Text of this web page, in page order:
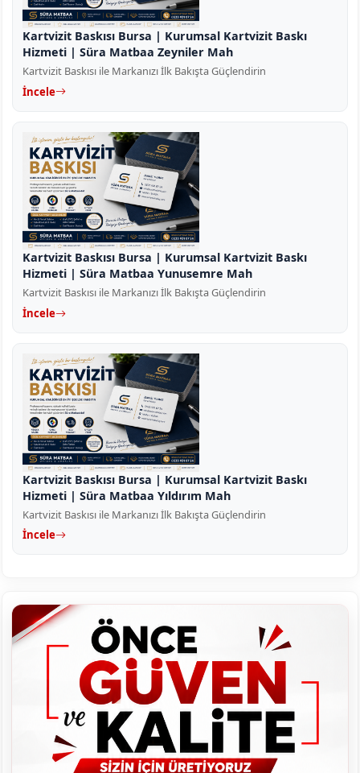
Kartvizit Baskısı Bursa | Kurumsal Kartvizit Baskı
Hizmeti | Süra Matbaa Zeyniler Mah
Kartvizit Baskısı ile Markanızı İlk Bakışta Güçlendirin
İncele
Kartvizit Baskısı Bursa | Kurumsal Kartvizit Baskı
Hizmeti | Süra Matbaa Yunusemre Mah
Kartvizit Baskısı ile Markanızı İlk Bakışta Güçlendirin
İncele
Kartvizit Baskısı Bursa | Kurumsal Kartvizit Baskı
Hizmeti | Süra Matbaa Yıldırım Mah
Kartvizit Baskısı ile Markanızı İlk Bakışta Güçlendirin
İncele